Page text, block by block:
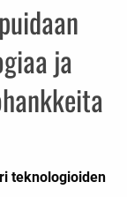
ja
teknologioiden